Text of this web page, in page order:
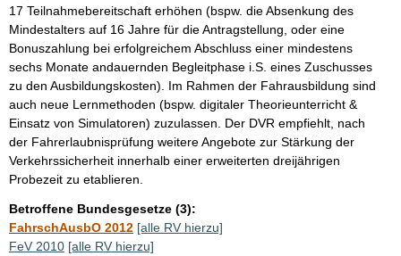
17 Teilnahmebereitschaft erhöhen (bspw. die Absenkung des
Mindestalters auf 16 Jahre für die Antragstellung, oder eine
Bonuszahlung bei erfolgreichem Abschluss einer mindestens
sechs Monate andauernden Begleitphase i.S. eines Zuschusses
zu den Ausbildungskosten). Im Rahmen der Fahrausbildung sind
auch neue Lernmethoden (bspw. digitaler Theorieunterricht &
Einsatz von Simulatoren) zuzulassen. Der DVR empfiehlt, nach
der Fahrerlaubnisprüfung weitere Angebote zur Stärkung der
Verkehrssicherheit innerhalb einer erweiterten dreijährigen
Probezeit zu etablieren.
Betroffene Bundesgesetze (3):
FahrschAusbO 2012 [alle RV hierzu]
FeV 2010 [alle RV hierzu]